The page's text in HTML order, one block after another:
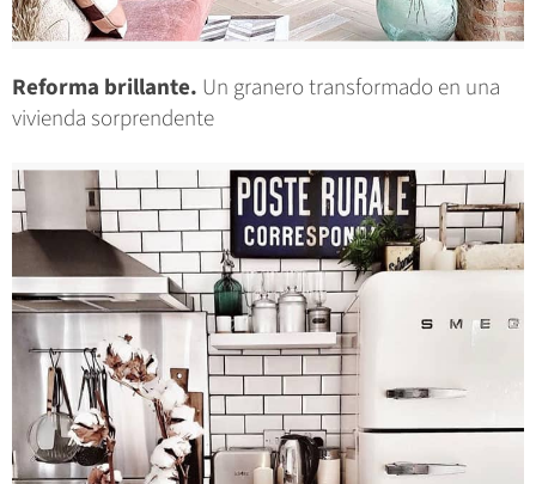
Reforma brillante. Un granero transformado en una
vivienda sorprendente